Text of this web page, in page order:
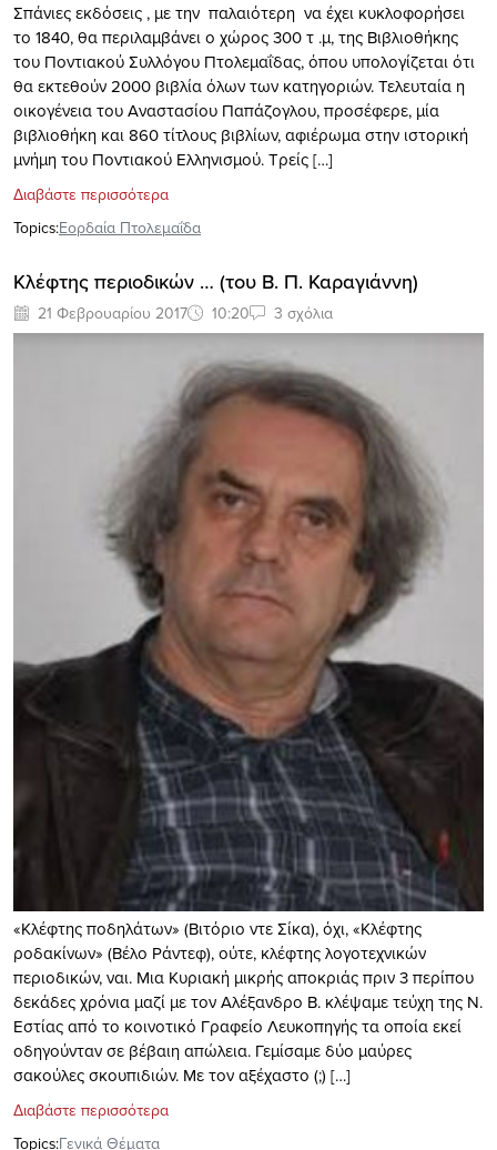
Σπάνιες εκδόσεις , με την παλαιότερη να έχει κυκλοφορήσει
το 1840, θα περιλαμβάνει ο χώρος 300 τ .μ, της Βιβλιοθήκης
του Ποντιακού Συλλόγου Πτολεμαΐδας, όπου υπολογίζεται ότι
θα εκτεθούν 2000 βιβλία όλων των κατηγοριών. Τελευταία η
οικογένεια του Αναστασίου Παπάζογλου, προσέφερε, μία
βιβλιοθήκη και 860 τίτλους βιβλίων, αφιέρωμα στην ιστορική
μνήμη του Ποντιακού Ελληνισμού. Τρείς […]
Διαβάστε περισσότερα
Topics:Εορδαία Πτολεμαΐδα
Κλέφτης περιοδικών … (του Β. Π. Καραγιάννη)
21 Φεβρουαρίου 2017 10:20 3 σχόλια
«Κλέφτης ποδηλάτων» (Βιτόριο ντε Σίκα), όχι, «Κλέφτης
ροδακίνων» (Βέλο Ράντεφ), ούτε, κλέφτης λογοτεχνικών
περιοδικών, ναι. Μια Κυριακή μικρής αποκριάς πριν 3 περίπου
δεκάδες χρόνια μαζί με τον Αλέξανδρο Β. κλέψαμε τεύχη της Ν.
Εστίας από το κοινοτικό Γραφείο Λευκοπηγής τα οποία εκεί
οδηγούνταν σε βέβαιη απώλεια. Γεμίσαμε δύο μαύρες
σακούλες σκουπιδιών. Με τον αξέχαστο (;) […]
Διαβάστε περισσότερα
Topics:Γενικά Θέματα